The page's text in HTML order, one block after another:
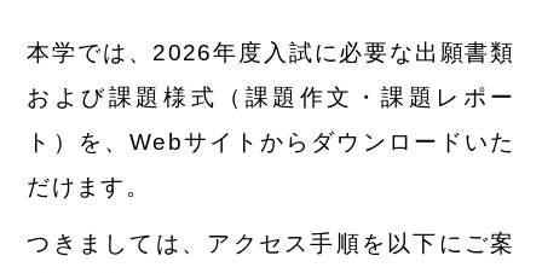
本学では、2026年度入試に必要な出願書類
および課題様式（課題作文・課題レポー
ト）を、Webサイトからダウンロードいた
だけます。
つきましては、アクセス手順を以下にご案